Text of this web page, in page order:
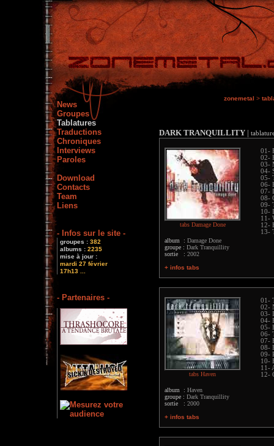
News
Groupes
Tablatures
Traductions
Chroniques
Interviews
Paroles
Download
Contacts
Team
Liens
- Infos sur le site -
groupes : 382
albums : 2235
mise à jour :
mardi 27 février
17h13 ...
- Partenaires -
zonemetal >
DARK TRANQUILLITY |
tabs Damage Done
album : Damage Done
groupe : Dark Tranquillity
sortie : 2002
+ infos tabs
01-
02-
03-
04-
05-
06-
07-
08-
09-
10-
11-
12-
13-
tabs Haven
album : Haven
groupe : Dark Tranquillity
sortie : 2000
+ infos tabs
01-
02-
03-
04-
05-
06-
07-
08-
09-
10-
11-
12-